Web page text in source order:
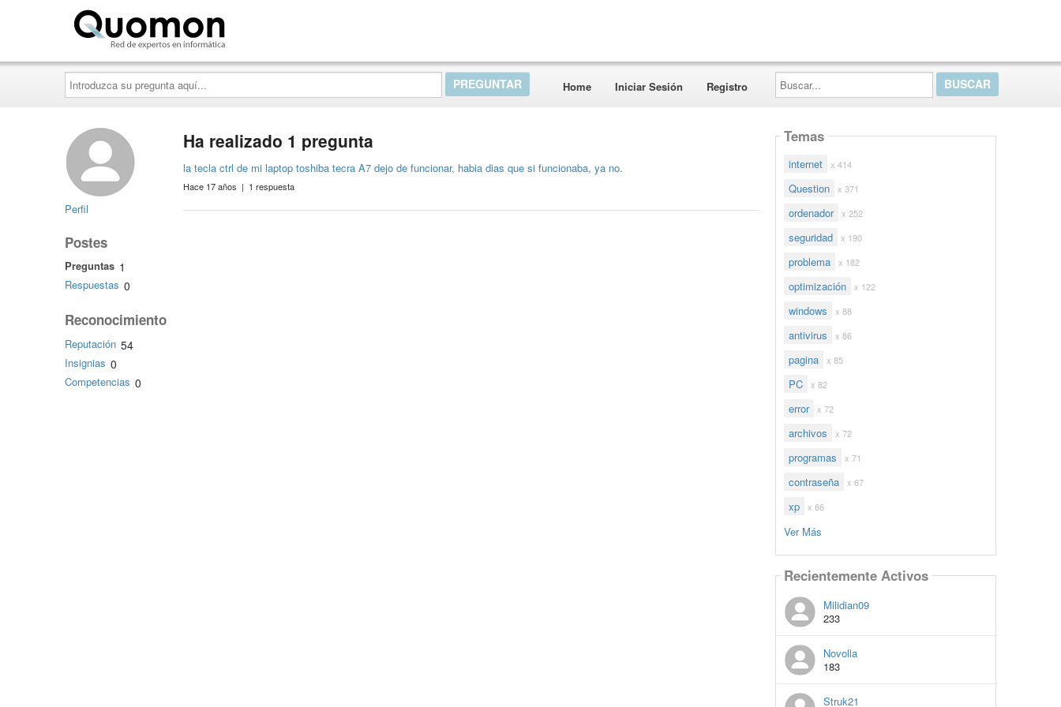
Introduzca
su
pregunta
aquí...
Home Iniciar Sesión Registro
Buscar...
Perfil
Postes
Preguntas 1
Respuestas 0
Reconocimiento
Reputación 54
Insignias 0
Competencias 0
Ha realizado 1 pregunta
la tecla ctrl de mi laptop toshiba tecra A7 dejo de funcionar, habia dias que si funcionaba, ya no.
Hace 17 años | 1 respuesta
Temas
internet x 414
Question x 371
ordenador x 252
seguridad x 190
problema x 182
optimización x 122
windows x 88
antivirus x 86
pagina x 85
PC x 82
error x 72
archivos x 72
programas x 71
contraseña x 67
xp x 66
Ver Más
Recientemente Activos
Milidian09
233
Novolla
183
Struk21